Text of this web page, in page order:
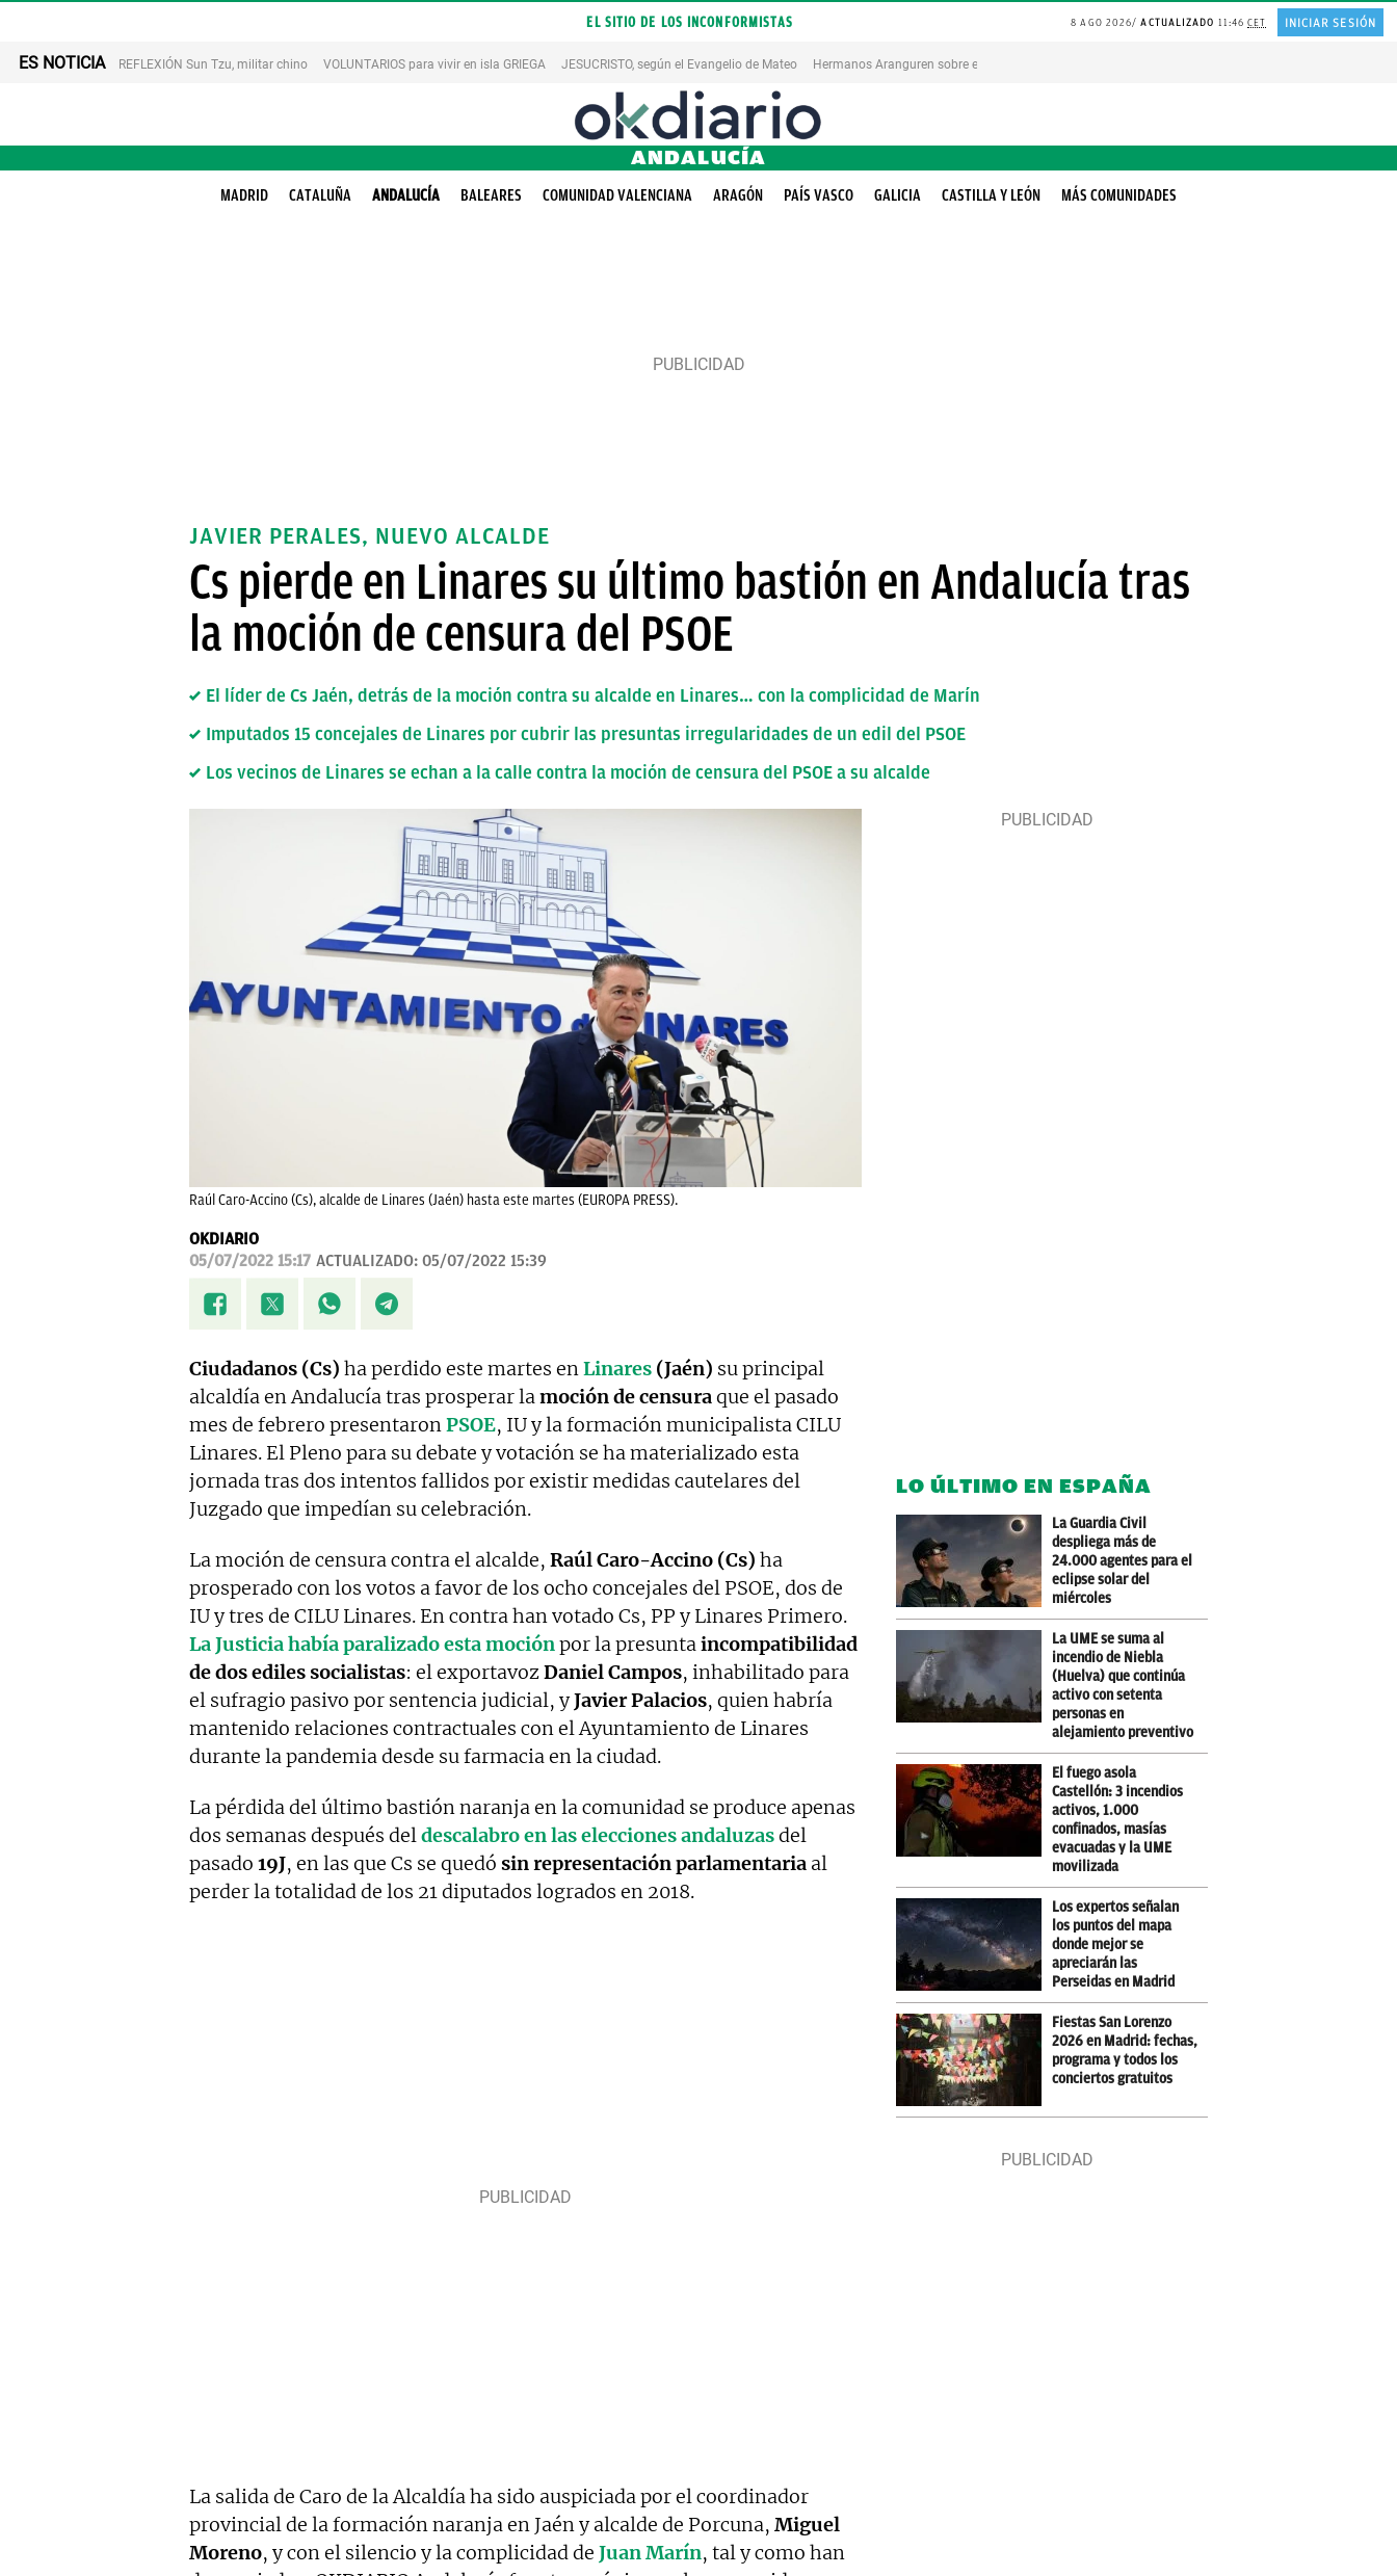
EL SITIO DE LOS INCONFORMISTAS 8 AGO 2026 ACTUALIZADO 11:46CET INICIAR SESIÓN
ES NOTICIA REFLEXIÓN Sun Tzu, militar chino VOLUNTARIOS para vivir en isla GRIEGA JESUCRISTO, según el Evangelio de Mateo Hermanos Aranguren sobre el ARROZ
ANDALUCÍA
MADRID CATALUÑA ANDALUCÍA BALEARES COMUNIDAD VALENCIANA ARAGÓN PAÍS VASCO GALICIA CASTILLA Y LEÓN MÁS COMUNIDADES
JAVIER PERALES, NUEVO ALCALDE
Cs pierde en Linares su último bastión en Andalucía tras
la moción de censura del PSOE
El líder de Cs Jaén, detrás de la moción contra su alcalde en Linares… con la complicidad de Marín
Imputados 15 concejales de Linares por cubrir las presuntas irregularidades de un edil del PSOE
Los vecinos de Linares se echan a la calle contra la moción de censura del PSOE a su alcalde
Raúl Caro-Accino (Cs), alcalde de Linares (Jaén) hasta este martes (EUROPA PRESS).
OKDIARIO
05/07/2022 15:17 ACTUALIZADO: 05/07/2022 15:39
Ciudadanos (Cs) ha perdido este martes enLinares (Jaén) su principal
alcaldía en Andalucía tras prosperar lamoción de censuraque el pasado
mes de febrero presentaronPSOE, IU y la formación municipalista CILU
Linares. El Pleno para su debate y votación se ha materializado esta
jornada tras dos intentos fallidos por existir medidas cautelares del
Juzgado que impedían su celebración.
La moción de censura contra el alcalde, Raúl Caro-Accino (Cs) ha
prosperado con los votos a favor de los ocho concejales del PSOE, dos de
IU y tres de CILU Linares. En contra han votado Cs, PP y Linares Primero.
La Justicia había paralizado esta mociónpor la presuntaincompatibilidad
de dos ediles socialistas: el exportavozDaniel Campos, inhabilitado para
el sufragio pasivo por sentencia judicial, yJavier Palacios, quien habría
mantenido relaciones contractuales con el Ayuntamiento de Linares
durante la pandemia desde su farmacia en la ciudad.
La pérdida del último bastión naranja en la comunidad se produce apenas
dos semanas después deldescalabro en las elecciones andaluzasdel
pasado 19J, en las que Cs se quedó sin representación parlamentaria al
perder la totalidad de los 21 diputados logrados en 2018.
La salida de Caro de la Alcaldía ha sido auspiciada por el coordinador
provincial de la formación naranja en Jaén y alcalde de Porcuna, Miguel
Moreno, y con el silencio y la complicidad de Juan Marín, tal y como han
LO ÚLTIMO EN ESPAÑA
La Guardia Civil
despliega más de
24.000 agentes para el
eclipse solar del
miércoles
La UME se suma al
incendio de Niebla
(Huelva) que continúa
activo con setenta
personas en
alejamiento preventivo
El fuego asola
Castellón: 3 incendios
activos, 1.000
confinados, masías
evacuadas y la UME
movilizada
Los expertos señalan
los puntos del mapa
donde mejor se
apreciarán las
Perseidas en Madrid
Fiestas San Lorenzo
2026 en Madrid: fechas,
programa y todos los
conciertos gratuitos